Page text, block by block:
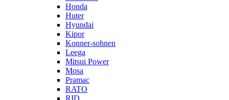
Honda
Huter
Hyundai
Kipor
Konner-sohnen
Leega
Mitsui Power
Mosa
Pramac
RATO
RID